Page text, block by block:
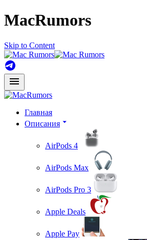
MacRumors
Skip to Content
Главная
Описания
AirPods 4
AirPods Max
AirPods Pro 3
Apple Deals
Apple Pay